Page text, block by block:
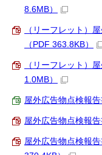
8.6MB）
（リーフレット）
（PDF 363.8KB）
（リーフレット）
1.0MB）
屋外広告物点検報
屋外広告物点検報
屋外広告物点検報